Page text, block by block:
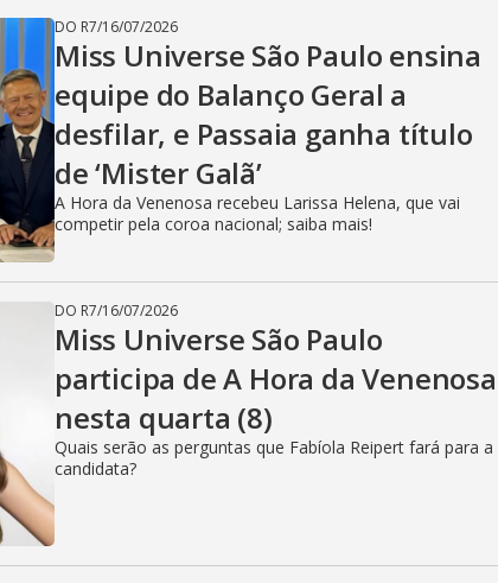
i
d
e
o
DO R7/16/07/2026
Miss Universe São Paulo ensina
equipe do Balanço Geral a
desfilar, e Passaia ganha título
de ‘Mister Galã’
A Hora da Venenosa recebeu Larissa Helena, que vai
competir pela coroa nacional; saiba mais!
DO R7/16/07/2026
Miss Universe São Paulo
participa de A Hora da Venenosa
nesta quarta (8)
Quais serão as perguntas que Fabíola Reipert fará para a
candidata?